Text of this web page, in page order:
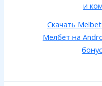
и
Скачать
Мелбет на